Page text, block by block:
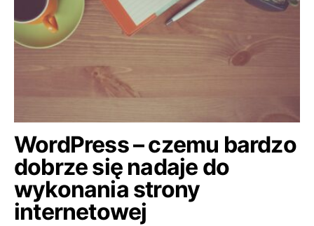
WordPress – czemu bardzo
dobrze się nadaje do
wykonania strony
internetowej